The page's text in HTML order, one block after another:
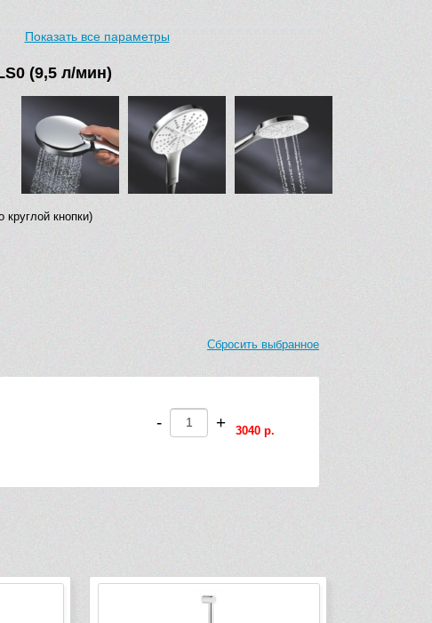
Показать все параметры
(9,5 л/мин)
кнопки)
Сбросить выбранное
- + 3040 р.